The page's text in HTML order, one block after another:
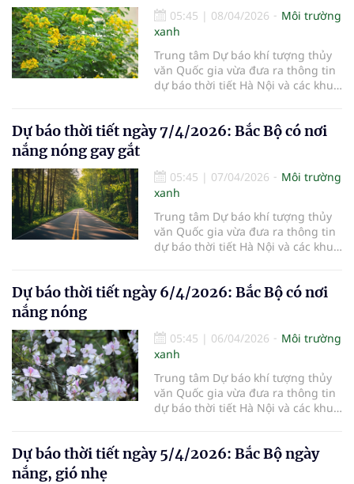
05:45 | 08/04/2026
Môi trường
xanh
Trung tâm Dự báo khí tượng thủy
văn Quốc gia vừa đưa ra thông tin
dự báo thời tiết Hà Nội và các khu
Dự báo thời tiết ngày 7/4/2026: Bắc Bộ có nơi
nắng nóng gay gắt
05:45 | 07/04/2026
Môi trường
xanh
Trung tâm Dự báo khí tượng thủy
văn Quốc gia vừa đưa ra thông tin
dự báo thời tiết Hà Nội và các khu
Dự báo thời tiết ngày 6/4/2026: Bắc Bộ có nơi
nắng nóng
05:45 | 06/04/2026
Môi trường
xanh
Trung tâm Dự báo khí tượng thủy
văn Quốc gia vừa đưa ra thông tin
dự báo thời tiết Hà Nội và các khu
Dự báo thời tiết ngày 5/4/2026: Bắc Bộ ngày
nắng, gió nhẹ